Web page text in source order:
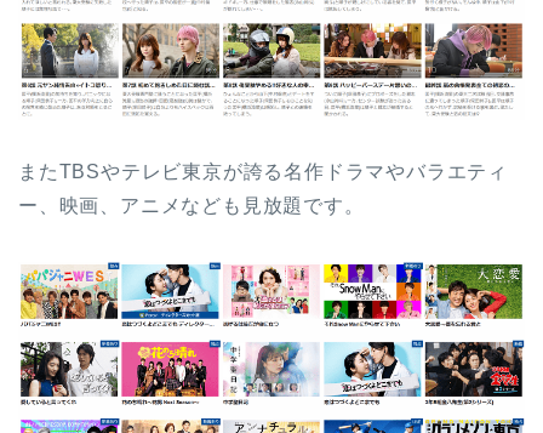
またTBSやテレビ東京が誇る名作ドラマやバラエティ
ー、映画、アニメなども見放題です。